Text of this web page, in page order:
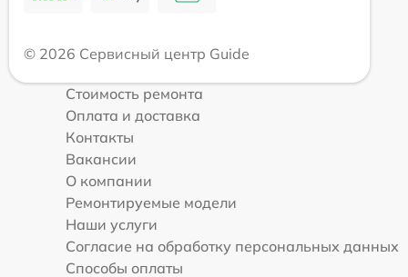
© 2026 Сервисный центр Guide
Стоимость ремонта
Оплата и доставка
Контакты
Вакансии
О компании
Ремонтируемые модели
Наши услуги
Согласие на обработку персональных данных
Способы оплаты